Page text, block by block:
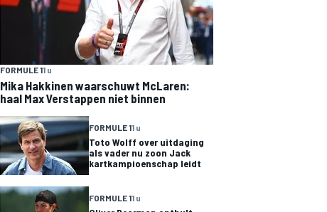
FORMULE 11 u
Mika Hakkinen waarschuwt McLaren:
haal Max Verstappen niet binnen
FORMULE 11 u
Toto Wolff over uitdaging
als vader nu zoon Jack
kartkampioenschap leidt
FORMULE 11 u